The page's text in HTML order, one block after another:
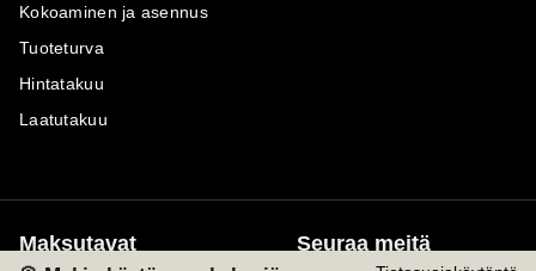
Kokoaminen ja asennus
Tuoteturva
Hintatakuu
Laatutakuu
Maksutavat Seuraa meitä